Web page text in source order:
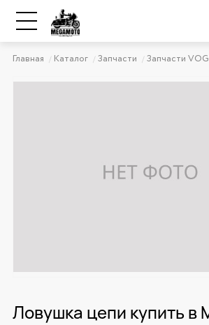
Главная Каталог Запчасти Запчасти
Ловушка цепи купить в